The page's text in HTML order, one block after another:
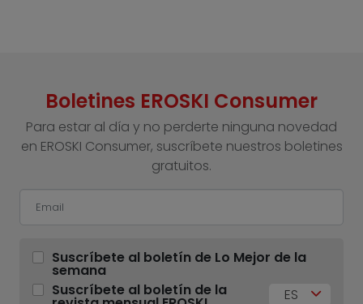
Boletines EROSKI Consumer
Para estar al día y no perderte ninguna novedad
en EROSKI Consumer, suscríbete nuestros boletines
gratuitos.
Suscríbete al boletín de Lo Mejor de la
semana
Suscríbete al boletín de la
ES